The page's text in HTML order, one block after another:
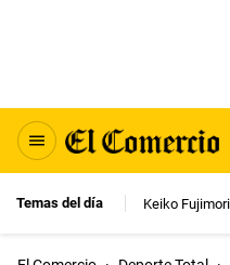
Temas del día Keiko Fujimori